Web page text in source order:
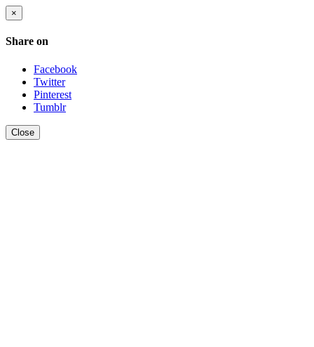
×
Share on
Facebook
Twitter
Pinterest
Tumblr
Close